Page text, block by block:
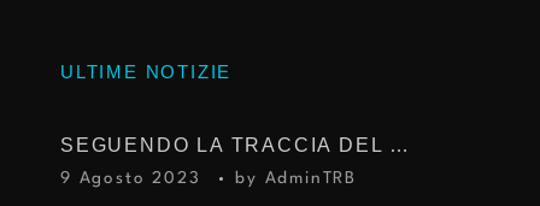
ULTIME NOTIZIE
SEGUENDO LA TRACCIA DEL TROFEO KIMA
9 Agosto 2023 by AdminTRB